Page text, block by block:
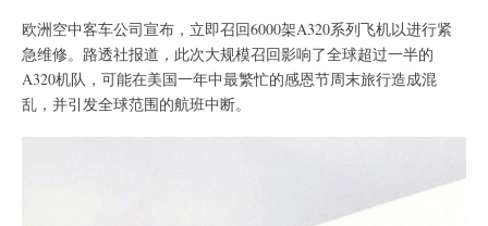
欧洲空中客车公司宣布，立即召回6000架A320系列飞机以进行紧
急维修。路透社报道，此次大规模召回影响了全球超过一半的
A320机队，可能在美国一年中最繁忙的感恩节周末旅行造成混
乱，并引发全球范围的航班中断。